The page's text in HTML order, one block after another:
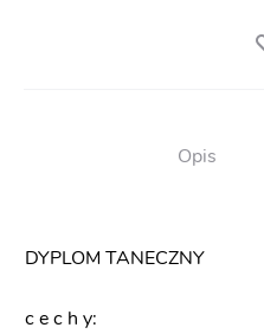
Opis
DYPLOM TANECZNY
c e c h y: